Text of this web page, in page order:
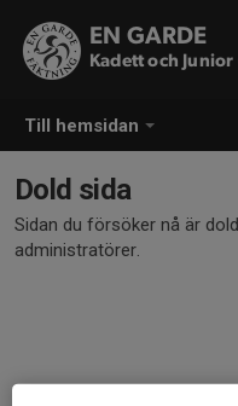
Till hemsidan
EN GARDE
Kadett och
Dold sida
Sidan du försöker nå är
administratörer.